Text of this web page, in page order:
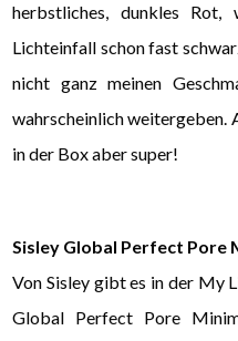
herbstliches, dunkles
Lichteinfall schon fast
nicht ganz meinen
wahrscheinlich weitergeben.
in der Box aber super!
Sisley Global Perfect Pore
Von Sisley gibt es in der My
Global Perfect Pore